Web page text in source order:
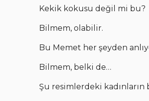
Kekik kokusu değil mi bu?
Bilmem, olabilir.
Bu Memet her şeyden
Bilmem, belki de…
Şu resimlerdeki kadınların